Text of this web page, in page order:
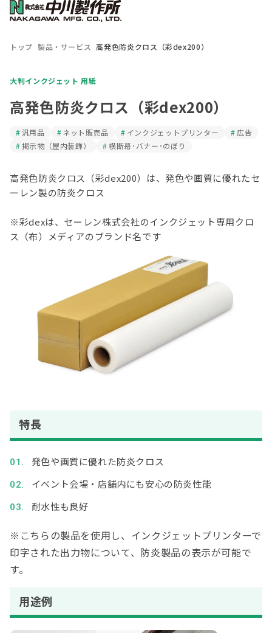
トップ 製品・サービス 高発色防炎クロス（彩dex200）
大判インクジェット 用紙
高発色防炎クロス（彩dex200）
汎用品 ネット販売品 インクジェットプリンター
広告
掲示物（屋内装飾）
横断幕･バナー･のぼり
高発色防炎クロス（彩dex200）は、発色や画質に優れたセ
ーレン製の防炎クロス
※彩dexは、セーレン株式会社のインクジェット専用クロ
ス（布）メディアのブランド名です
特長
発色や画質に優れた防炎クロス
イベント会場・店舗内にも安心の防炎性能
耐水性も良好
※ こちらの製品を使用し、インクジェットプリンターで
印字された出力物について、防炎製品の表示が可能で
す。
用途例